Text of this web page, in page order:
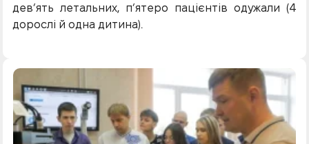
дев’ять летальних, п’ятеро пацієнтів одужали (4
дорослі й одна дитина).